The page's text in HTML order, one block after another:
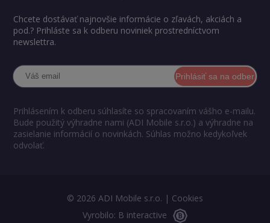
Chcete dostávať najnovšie informácie o zľavách, akciách a
pod.? Prihláste sa k odberu noviniek prostredníctvom
newslettra.
Prihlásiť sa na odber
Prihlásením k odberu súhlasíte so spracovaním vášho e-mailu.
Bude použitý výhradne nami (ADI Mobile s.r.o.) a výhradne na
zasielanie informácií o novinkách. Súhlas možno kedykoľvek
odvolať.
© 2026 ADI Mobile s.r.o. | Cookies
Vyrobilo: B interactive